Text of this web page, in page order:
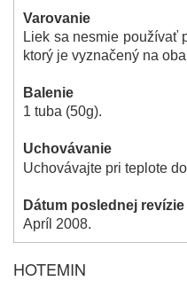
Varovanie
Liek sa nesmie používať
ktorý je vyznačený na
Balenie
1 tuba (50g).
Uchovávanie
Uchovávajte pri teplote
Dátum poslednej revízie
Apríl 2008.
HOTEMIN